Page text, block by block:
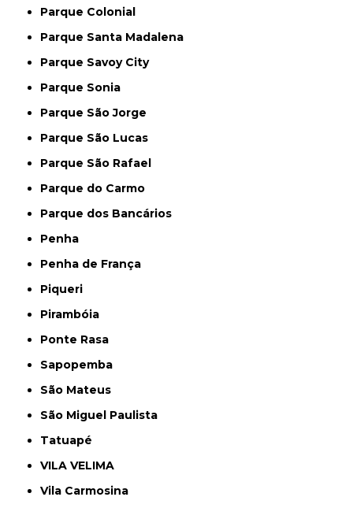
Parque Colonial
Parque Santa Madalena
Parque Savoy City
Parque Sonia
Parque São Jorge
Parque São Lucas
Parque São Rafael
Parque do Carmo
Parque dos Bancários
Penha
Penha de França
Piqueri
Pirambóia
Ponte Rasa
Sapopemba
São Mateus
São Miguel Paulista
Tatuapé
VILA VELIMA
Vila Carmosina